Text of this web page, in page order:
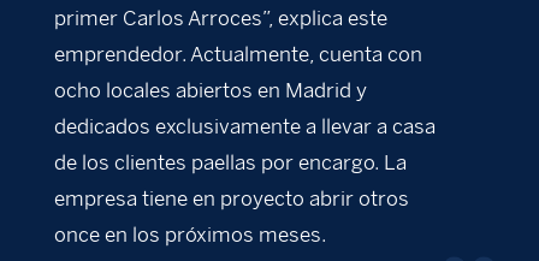
primer Carlos Arroces”, explica este
emprendedor. Actualmente, cuenta con
ocho locales abiertos en Madrid y
dedicados exclusivamente a llevar a casa
de los clientes paellas por encargo. La
empresa tiene en proyecto abrir otros
once en los próximos meses.